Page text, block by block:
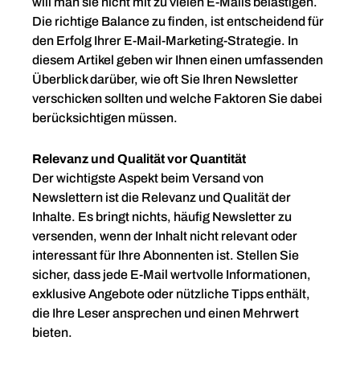
Die richtige Balance zu finden, ist entscheidend für
den Erfolg Ihrer E-Mail-Marketing-Strategie. In
diesem Artikel geben wir Ihnen einen umfassenden
Überblick darüber, wie oft Sie Ihren Newsletter
verschicken sollten und welche Faktoren Sie dabei
berücksichtigen müssen.
Relevanz und Qualität vor Quantität
Der wichtigste Aspekt beim Versand von
Newslettern ist die Relevanz und Qualität der
Inhalte. Es bringt nichts, häufig Newsletter zu
versenden, wenn der Inhalt nicht relevant oder
interessant für Ihre Abonnenten ist. Stellen Sie
sicher, dass jede E-Mail wertvolle Informationen,
exklusive Angebote oder nützliche Tipps enthält,
die Ihre Leser ansprechen und einen Mehrwert
bieten.